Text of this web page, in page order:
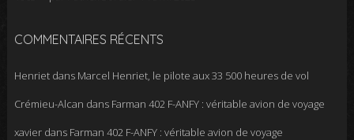
COMMENTAIRES RÉCENTS
Henrietdans Marcel Henriet, le pilote aux 33 500 heures de vol
Crémieu-Alcan dans Farman 402 F-ANFY : véritable avion de voyage
xavierdans Farman 402 F-ANFY : véritable avion de voyage